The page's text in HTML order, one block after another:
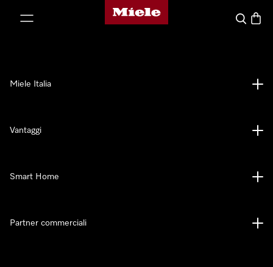
Homepage di Miele
Cerca
Miele Italia
Vantaggi
Smart Home
Partner commerciali